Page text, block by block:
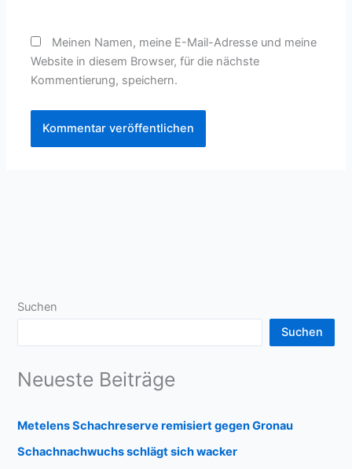
Meinen Namen, meine E-Mail-Adresse und meine
Website in diesem Browser, für die nächste
Kommentierung, speichern.
Suchen
Suchen
Neueste Beiträge
Metelens Schachreserve remisiert gegen Gronau
Schachnachwuchs schlägt sich wacker